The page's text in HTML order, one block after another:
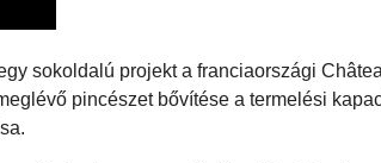
sokoldalú projekt a franciaországi
pincészet bővítése a termelési